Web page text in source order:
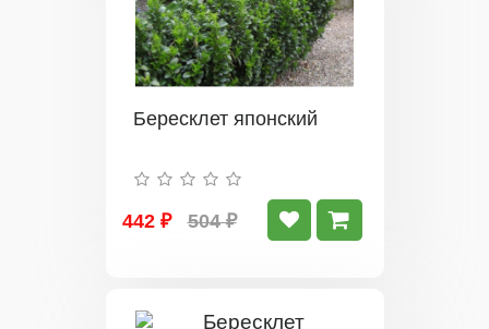
Бересклет японский
442 ₽ 504 ₽